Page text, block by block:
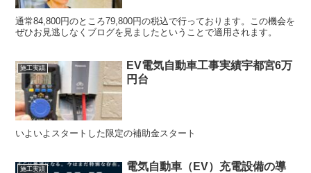
通常84,800円のところ79,800円の税込で行っております。この機会を
ぜひお見逃しなくブログを見ましたということで適用されます。
施工実績
EV電気自動車工事実績宇都宮6万
円台
いよいよスタートした限定の補助金スタート
施工実績
電気自動車（EV）充電設備の導